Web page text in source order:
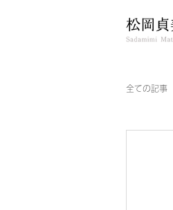
全ての記事